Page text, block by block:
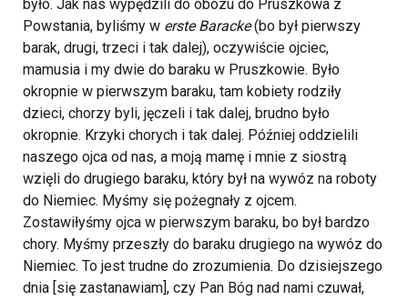
było. Jak nas wypędzili do obozu do Pruszkowa z
Powstania, byliśmy w erste Baracke(bo był pierwszy
barak, drugi, trzeci i tak dalej), oczywiście ojciec,
mamusia i my dwie do baraku w Pruszkowie. Było
okropnie w pierwszym baraku, tam kobiety rodziły
dzieci, chorzy byli, jęczeli i tak dalej, brudno było
okropnie. Krzyki chorych i tak dalej. Później oddzielili
naszego ojca od nas, a moją mamę i mnie z siostrą
wzięli do drugiego baraku, który był na wywóz na roboty
do Niemiec. Myśmy się pożegnały z ojcem.
Zostawiłyśmy ojca w pierwszym baraku, bo był bardzo
chory. Myśmy przeszły do baraku drugiego na wywóz do
Niemiec. To jest trudne do zrozumienia. Do dzisiejszego
dnia [się zastanawiam], czy Pan Bóg nad nami czuwał,